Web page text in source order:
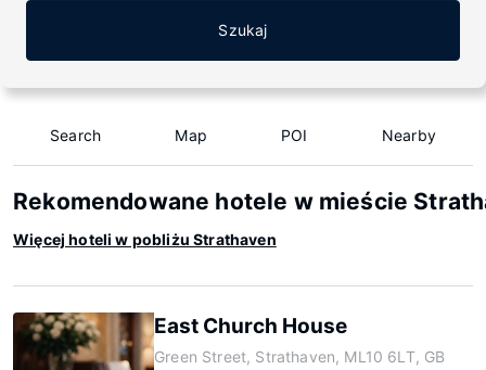
Szukaj
Search Map POI Nearby
Rekomendowane hotele w mieście
Więcej hoteli w pobliżu Strathaven
East Church House
Green Street, Strathaven, ML10 6LT, GB